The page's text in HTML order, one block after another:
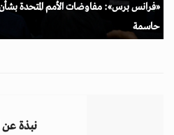
«فرانس برس»: مفاوضات الأمم المتحدة بشأن
حاسمة
نبذة عن